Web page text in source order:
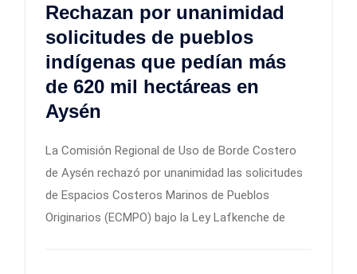
Rechazan por unanimidad
solicitudes de pueblos
indígenas que pedían más
de 620 mil hectáreas en
Aysén
La Comisión Regional de Uso de Borde Costero
de Aysén rechazó por unanimidad las solicitudes
de Espacios Costeros Marinos de Pueblos
Originarios (ECMPO) bajo la Ley Lafkenche de